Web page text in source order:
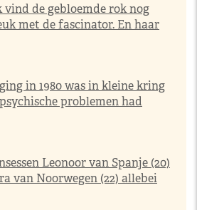
de gebloemde rok nog
met de fascinator. En haar
in 1980 was in kleine kring
problemen had
Leonoor van Spanje (20)
van Noorwegen (22) allebei